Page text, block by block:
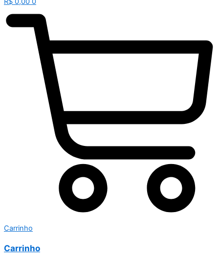
Carrinho
Carrinho